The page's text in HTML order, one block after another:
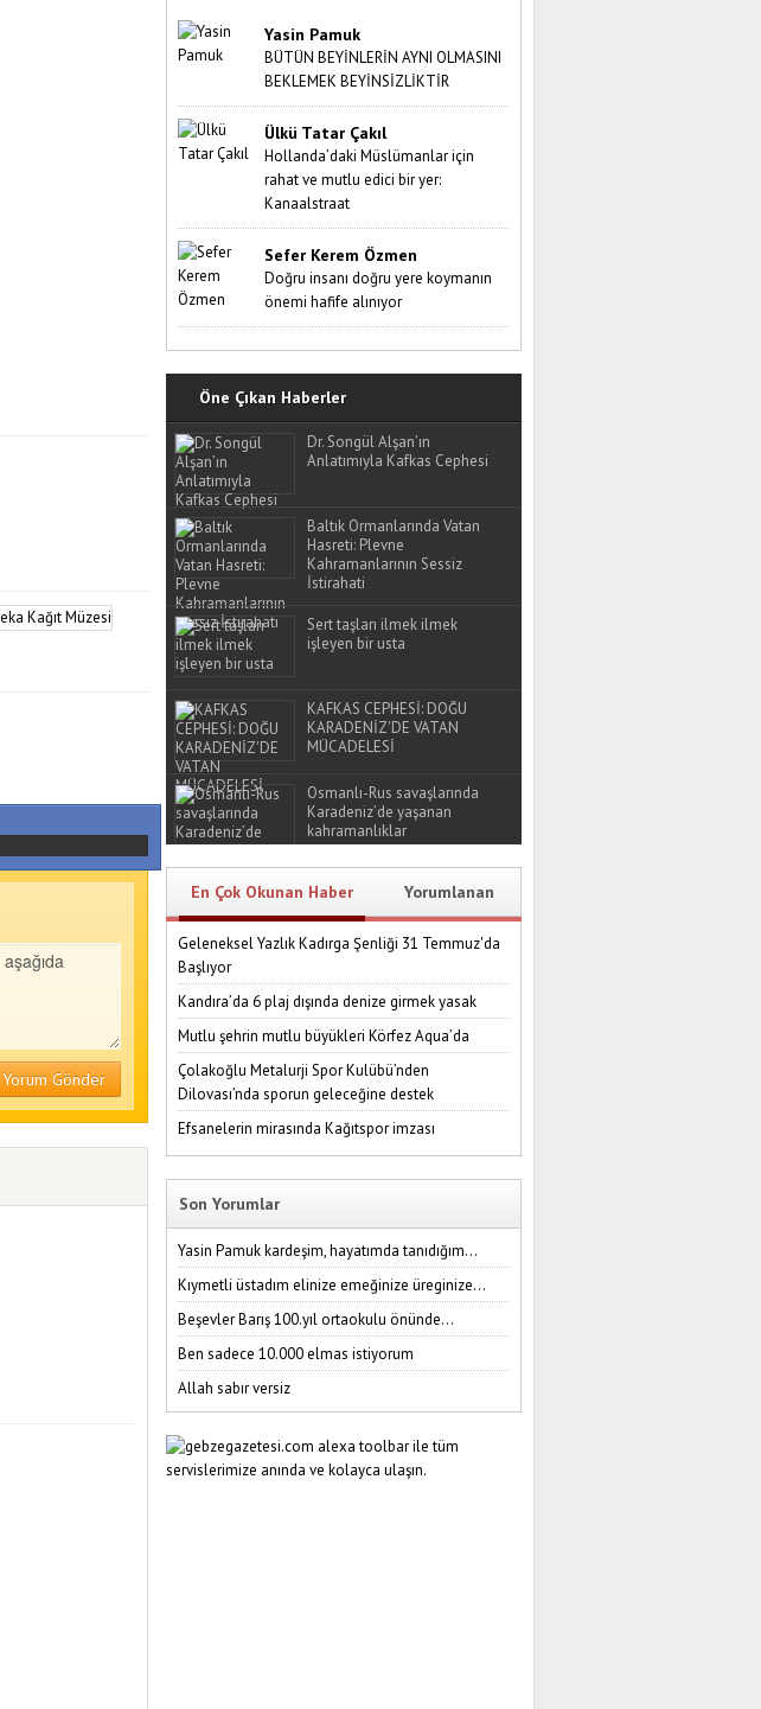
Yorum Gönder
Yasin Pamuk
BÜTÜN BEYİNLERİN AYNI OLMASINI
BEKLEMEK BEYİNSİZLİKTİR
Ülkü Tatar Çakıl
Hollanda’daki Müslümanlar için
rahat ve mutlu edici bir yer:
Kanaalstraat
Sefer Kerem Özmen
Doğru insanı doğru yere koymanın
önemi hafife alınıyor
Öne Çıkan Haberler
Dr. Songül Alşan’ın
Anlatımıyla Kafkas Cephesi
Baltık Ormanlarında Vatan
Hasreti: Plevne
Kahramanlarının Sessiz
İstirahati
Sert taşları ilmek ilmek
işleyen bir usta
KAFKAS CEPHESİ: DOĞU
KARADENİZ'DE VATAN
MÜCADELESİ
Osmanlı-Rus savaşlarında
Karadeniz’de yaşanan
kahramanlıklar
En Çok Okunan Haber Yorumlanan
Geleneksel Yazlık Kadırga Şenliği 31 Temmuz'da
Başlıyor
Kandıra’da 6 plaj dışında denize girmek yasak
Mutlu şehrin mutlu büyükleri Körfez Aqua’da
Çolakoğlu Metalurji Spor Kulübü’nden
Dilovası’nda sporun geleceğine destek
Efsanelerin mirasında Kağıtspor imzası
Son Yorumlar
Yasin Pamuk kardeşim, hayatımda tanıdığım...
Kıymetli üstadım elinize emeğinize üreginize...
Beşevler Barış 100.yıl ortaokulu önünde...
Ben sadece 10.000 elmas istiyorum
Allah sabır versiz